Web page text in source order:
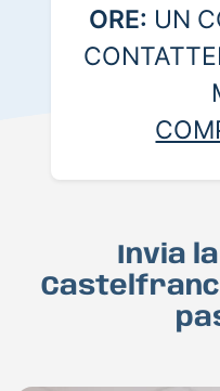
ORE: UN
Invia